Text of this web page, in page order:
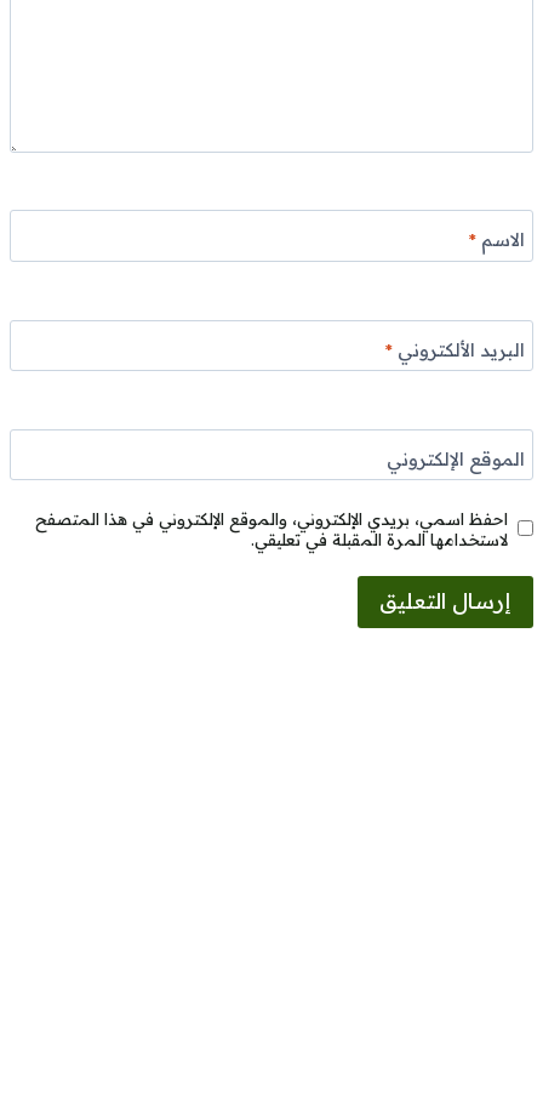
الاسم*
البريد الألكتروني*
الموقع الإلكتروني
احفظ اسمي، بريدي الإلكتروني، والموقع الإلكتروني في هذا المتصفح
لاستخدامها المرة المقبلة في تعليقي.